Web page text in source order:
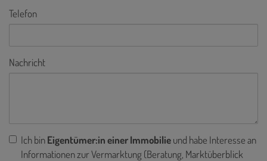
Telefon
Nachricht
Ich binEigentümer:in einer Immobilieund habe Interesse an
Informationen zur Vermarktung (Beratung, Marktüberblick